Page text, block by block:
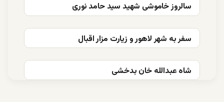
سالروز خاموشی شهید سید حامد نوری
سفر به شهر لاهور و زیارت مزار اقبال
شاه عبدالله خان بدخشی